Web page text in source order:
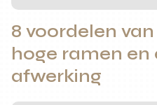
8 voordelen
hoge ramen en
afwerking